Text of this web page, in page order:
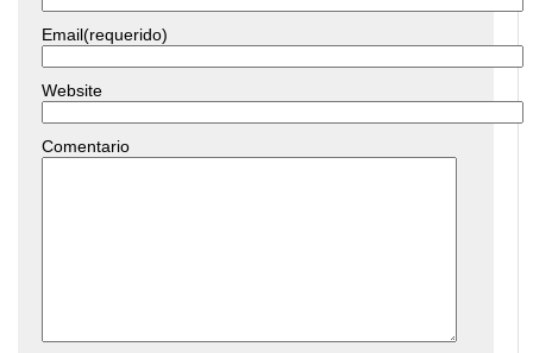
Email(requerido)
Website
Comentario